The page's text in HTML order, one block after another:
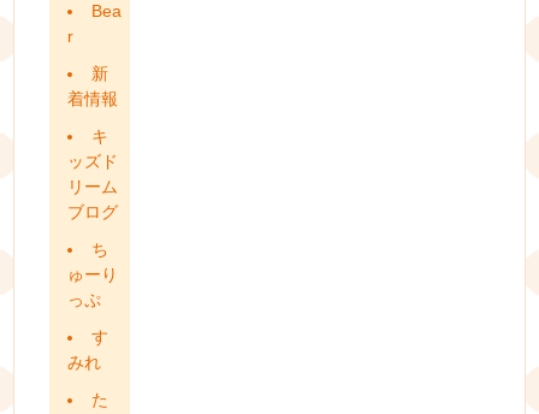
Bea
r
新
着情報
キ
ッズド
リーム
ブログ
ち
ゅーり
っぷ
す
みれ
た